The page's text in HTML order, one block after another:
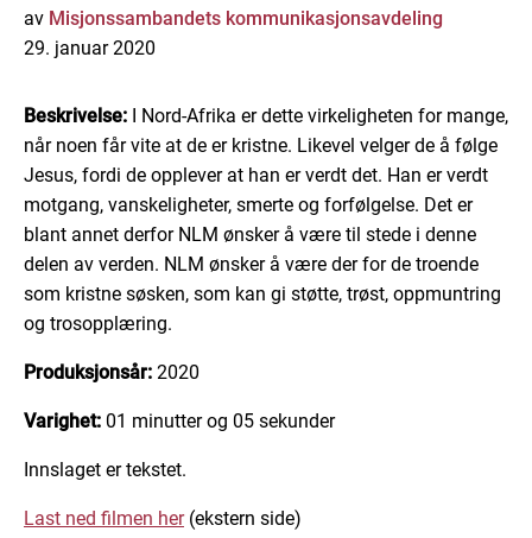
av Misjonssambandets kommunikasjonsavdeling
29. januar 2020
Beskrivelse: I Nord-Afrika er dette virkeligheten for mange,
når noen får vite at de er kristne. Likevel velger de å følge
Jesus, fordi de opplever at han er verdt det. Han er verdt
motgang, vanskeligheter, smerte og forfølgelse. Det er
blant annet derfor NLM ønsker å være til stede i denne
delen av verden. NLM ønsker å være der for de troende
som kristne søsken, som kan gi støtte, trøst, oppmuntring
og trosopplæring.
Produksjonsår: 2020
Varighet: 01 minutter og 05 sekunder
Innslaget er tekstet.
Last ned filmen her(ekstern side)